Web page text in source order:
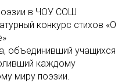
в ЧОУ СОШ
конкурс стихов «О
объединивший учащихся
каждому
миру поэзии.